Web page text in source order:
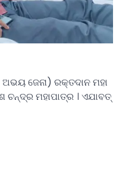
ଜେନା) ରକ୍ତଦାନ ମହା
ଚନ୍ଦ୍ର ମହାପାତ୍ର । ଏଯାବତ୍